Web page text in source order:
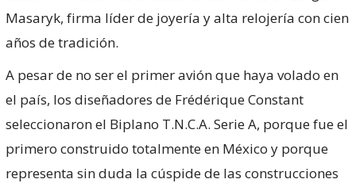
Masaryk, firma líder de joyería y alta relojería con cien
años de tradición.
A pesar de no ser el primer avión que haya volado en
el país, los diseñadores de Frédérique Constant
seleccionaron el Biplano T.N.C.A. Serie A, porque fue el
primero construido totalmente en México y porque
representa sin duda la cúspide de las construcciones